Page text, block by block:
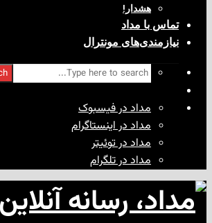
مداد
مونترال
Search
مداد در فیسبوک
مداد در اینستاگرام
مداد در توئیتر
مداد در تلگرام